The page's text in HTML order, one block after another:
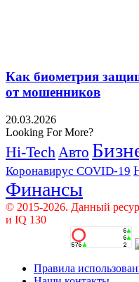
Как биометрия
от мошенников
20.03.2026
Looking For More?
Hi-Tech Авто
Коронавирус COVID-19
Финансы
© 2015-2026. Данный
и IQ 130
Правила